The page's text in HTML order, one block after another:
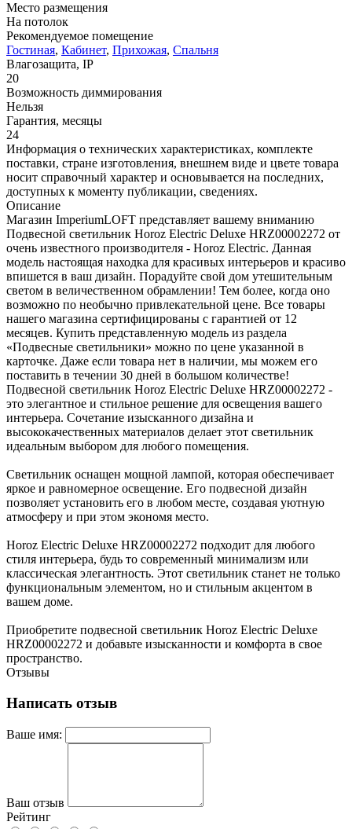
Место размещения
На потолок
Рекомендуемое помещение
Гостиная, Кабинет, Прихожая, Спальня
Влагозащита, IP
20
Возможность диммирования
Нельзя
Гарантия, месяцы
24
Информация о технических характеристиках, комплекте
поставки, стране изготовления, внешнем виде и цвете товара
носит справочный характер и основывается на последних,
доступных к моменту публикации, сведениях.
Описание
Магазин ImperiumLOFT представляет вашему вниманию
Подвесной светильник Horoz Electric Deluxe HRZ00002272 от
очень известного производителя - Horoz Electric. Данная
модель настоящая находка для красивых интерьеров и красиво
впишется в ваш дизайн. Порадуйте свой дом утешительным
светом в величественном обрамлении! Тем более, когда оно
возможно по необычно привлекательной цене. Все товары
нашего магазина сертифицированы с гарантией от 12
месяцев. Купить представленную модель из раздела
«Подвесные светильники» можно по цене указанной в
карточке. Даже если товара нет в наличии, мы можем его
поставить в течении 30 дней в большом количестве!
Подвесной светильник Horoz Electric Deluxe HRZ00002272 -
это элегантное и стильное решение для освещения вашего
интерьера. Сочетание изысканного дизайна и
высококачественных материалов делает этот светильник
идеальным выбором для любого помещения.
Светильник оснащен мощной лампой, которая обеспечивает
яркое и равномерное освещение. Его подвесной дизайн
позволяет установить его в любом месте, создавая уютную
атмосферу и при этом экономя место.
Horoz Electric Deluxe HRZ00002272 подходит для любого
стиля интерьера, будь то современный минимализм или
классическая элегантность. Этот светильник станет не только
функциональным элементом, но и стильным акцентом в
вашем доме.
Приобретите подвесной светильник Horoz Electric Deluxe
HRZ00002272 и добавьте изысканности и комфорта в свое
пространство.
Отзывы
Написать отзыв
Ваше имя:
Ваш отзыв
Рейтинг